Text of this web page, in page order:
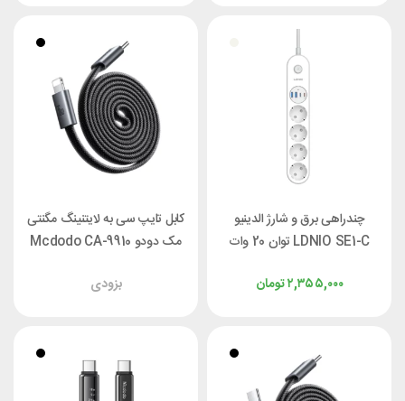
چندراهی برق و شارژ الدینیو
LDNIO SE1-C توان 20 وات
تومان۲,۳۵۵,۰۰۰
کابل تایپ سی به لایتنینگ مگنتی
مک دودو Mcdodo CA-9910
بزودی